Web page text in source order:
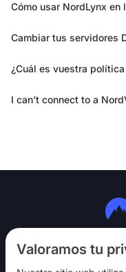
Valoramos tu
Cómo usar NordLynx
Cambiar tus servidores
¿Cuál es vuestra
I can’t connect to a